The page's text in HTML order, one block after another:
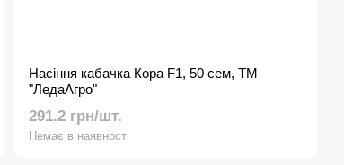
Насіння кабачка Кора F1, 50 сем, ТМ
"ЛедаАгро"
291.2 грн/шт.
Немає в наявності